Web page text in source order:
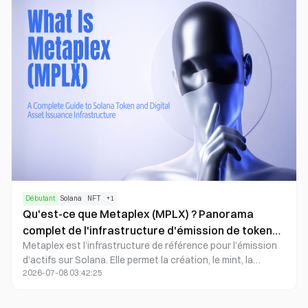
gouvernance des permissions, de mises à jour d’état, de
représentation du portefeuille d’actifs et de gestion de la
complexité du développement. Cette approche en fait une
solution idéale pour les cas d’utilisation on-chain où les
règles doivent évoluer en permanence.
Débutant Solana NFT +1
Qu'est-ce que Metaplex (MPLX) ? Panorama
complet de l'infrastructure d'émission de tokens
et d'actifs numériques sur Solana
Metaplex est l’infrastructure de référence pour l’émission
d’actifs sur Solana. Elle permet la création, le mint, la
gestion et la distribution d’actifs — des NFT aux actifs on-
2026-07-08 03:42:25